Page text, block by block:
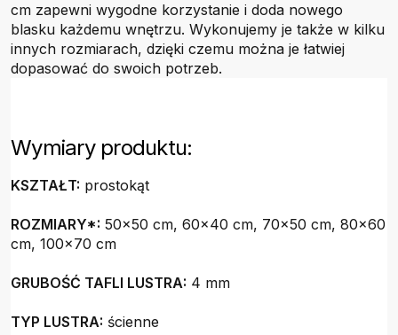
cm zapewni wygodne korzystanie i doda nowego
blasku każdemu wnętrzu. Wykonujemy je także w kilku
innych rozmiarach, dzięki czemu można je łatwiej
dopasować do swoich potrzeb.
Wymiary produktu:
KSZTAŁT: prostokąt
ROZMIARY*: 50x50 cm, 60x40 cm, 70x50 cm, 80x60
cm, 100x70 cm
GRUBOŚĆ TAFLI LUSTRA: 4 mm
TYP LUSTRA: ścienne